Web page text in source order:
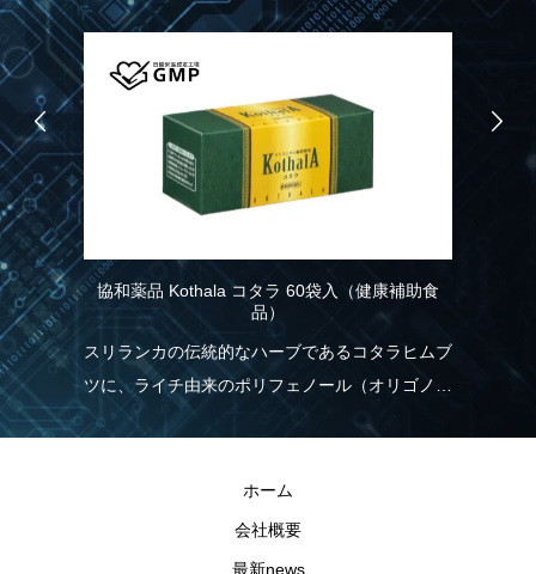
協和薬品 Kothala コタラ 60袋入（健康補助食
品）
スリランカの伝統的なハーブであるコタラヒムブ
ツに、ライチ由来のポリフェノール（オリゴノー
ル）を配合！食生活の乱れが気になる方を応援し
ホーム
会社概要
最新news